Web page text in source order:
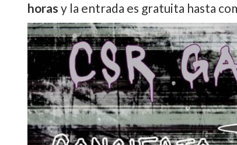
horas y la entrada es gratuita hasta